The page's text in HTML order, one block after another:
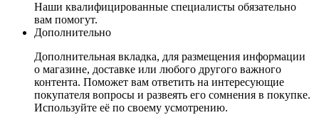
Наши квалифицированные специалисты обязательно
вам помогут.
Дополнительно
Дополнительная вкладка, для размещения информации
о магазине, доставке или любого другого важного
контента. Поможет вам ответить на интересующие
покупателя вопросы и развеять его сомнения в покупке.
Используйте её по своему усмотрению.